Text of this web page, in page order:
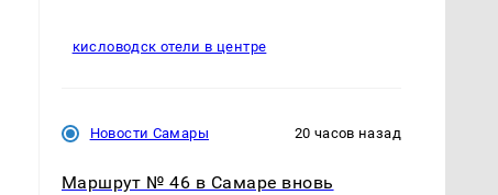
кисловодск отели в центре
Новости Самары 20 часов назад
Маршрут № 46 в Самаре вновь